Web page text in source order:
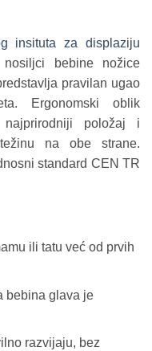
insituta za displaziju
bebine nožice
pravilan ugao
Ergonomski oblik
položaj i
na obe strane.
standard CEN TR
ili tatu već od prvih
bebina glava je
razvijaju, bez